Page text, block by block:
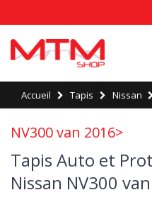
Accueil Tapis Nissan
NV300 van 2016>
Tapis Auto et
Nissan NV300